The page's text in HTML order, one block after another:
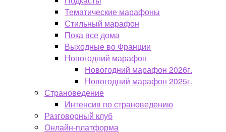
Тематические марафоны
Стильный марафон
Пока все дома
Выходные во Франции
Новогодний марафон
Новогодний марафон 2026г.
Новогодний марафон 2025г.
Страноведение
Интенсив по страноведению
Разговорный клуб
Онлайн-платформа